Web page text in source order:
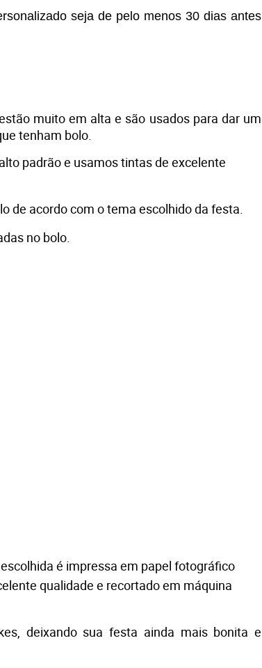
seja de pelo menos 30 dias antes
muito em alta e são usados para dar um
tenham bolo.
padrão e usamos tintas de excelente
de acordo com o tema escolhido da festa.
no bolo.
é impressa em papel fotográfico
qualidade e recortado em máquina
deixando sua festa ainda mais bonita e